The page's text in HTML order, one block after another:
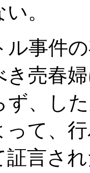
。
ル事件
き売春
ず、し
って、
証言さ